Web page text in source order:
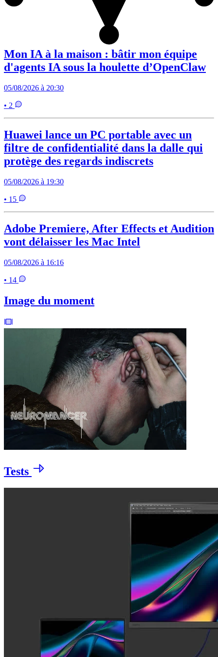
Mon IA à la maison : bâtir mon équipe
d'agents IA sous la houlette d’OpenClaw
05/08/2026 à 20:30
• 2
Huawei lance un PC portable avec un
filtre de confidentialité dans la dalle qui
protège des regards indiscrets
05/08/2026 à 19:30
• 15
Adobe Premiere, After Effects et Audition
vont délaisser les Mac Intel
05/08/2026 à 16:16
• 14
Image du moment
Tests